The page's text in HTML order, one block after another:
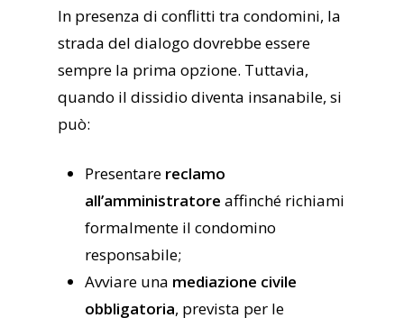
In presenza di conflitti tra condomini, la
strada del dialogo dovrebbe essere
sempre la prima opzione. Tuttavia,
quando il dissidio diventa insanabile, si
può:
Presentare reclamo
all’amministratore affinché richiami
formalmente il condomino
responsabile;
Avviare una mediazione civile
obbligatoria, prevista per le